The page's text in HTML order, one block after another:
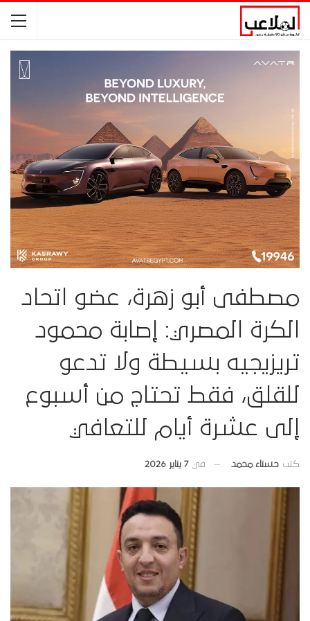
مصطفى أبو زهرة، عضو اتحاد
الكرة المصري: إصابة محمود
تريزيجيه بسيطة ولا تدعو
للقلق، فقط تحتاج من أسبوع
إلى عشرة أيام للتعافي
كتب حسناء محمد في 7 يناير 2026